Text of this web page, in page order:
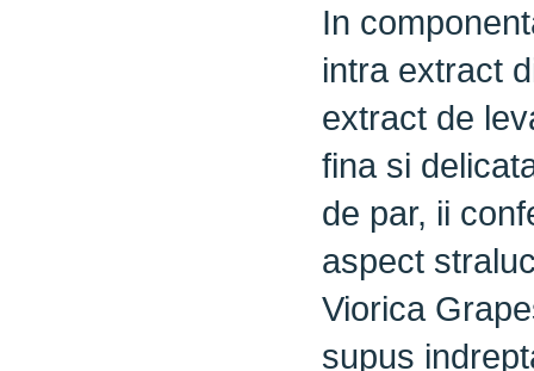
In
intra extract
extract de
fina si
de par, ii
aspect
Viorica
supus